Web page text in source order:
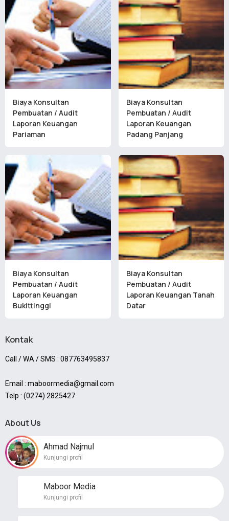
Biaya Konsultan
Pembuatan / Audit
Laporan Keuangan
Pariaman
Biaya Konsultan
Pembuatan / Audit
Laporan Keuangan
Padang Panjang
Biaya Konsultan
Pembuatan / Audit
Laporan Keuangan
Bukittinggi
Biaya Konsultan
Pembuatan / Audit
Laporan Keuangan Tanah
Datar
Kontak
Call / WA / SMS : 087763495837
Email : maboormedia@gmail.com
Telp : (0274) 2825427
About Us
Ahmad Najmul
Kunjungi profil
Maboor Media
Kunjungi profil